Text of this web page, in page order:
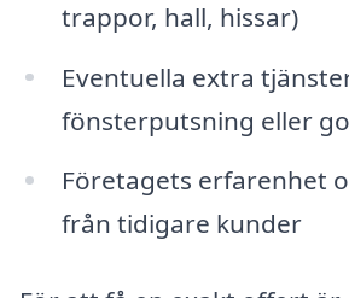
trappor, hall, hissar)
Eventuella extra
fönsterputsning eller
Företagets erfarenhet
från tidigare kunder